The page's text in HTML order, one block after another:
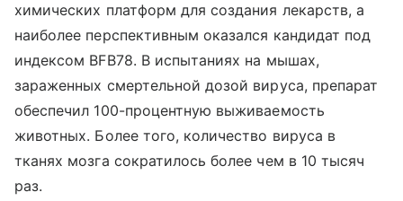
химических платформ для создания лекарств, а
наиболее перспективным оказался кандидат под
индексом BFB78. В испытаниях на мышах,
зараженных смертельной дозой вируса, препарат
обеспечил 100-процентную выживаемость
животных. Более того, количество вируса в
тканях мозга сократилось более чем в 10 тысяч
раз.